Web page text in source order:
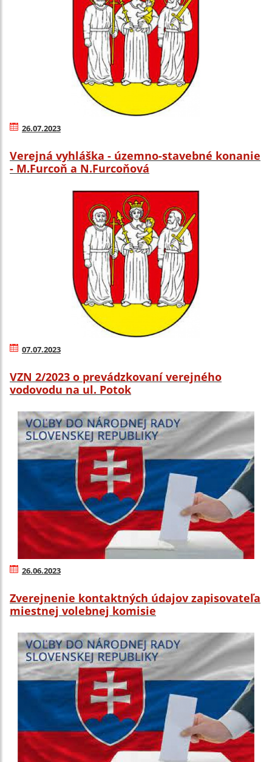
26.07.2023
Verejná vyhláška - územno-stavebné konanie
- M.Furcoň a N.Furcoňová
07.07.2023
VZN 2/2023 o prevádzkovaní verejného
vodovodu na ul. Potok
26.06.2023
Zverejnenie kontaktných údajov zapisovateľa
miestnej volebnej komisie